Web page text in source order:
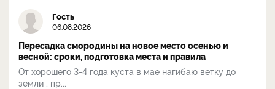
Гость
06.08.2026
Пересадка смородины на новое место осенью и
весной: сроки, подготовка места и правила
От хорошего 3-4 года куста в мае нагибаю ветку до
земли , пр...